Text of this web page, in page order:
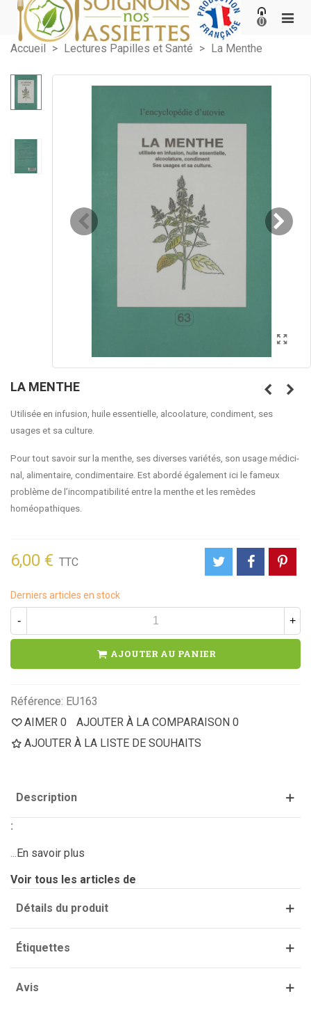
0
Accueil > Lectures Papilles et Santé > La Menthe
LA MENTHE
Utilisée en infusion, huile essentielle, alcoolature, condiment, ses
usages et sa culture.
Pour tout sa­voir sur la men­the, ses di­ver­ses va­rié­tés, son usa­ge mé­di­ci­
nal, ali­men­tai­re, condi­men­tai­re. Est abordé également ici le fameux
problème de l’incompatibilité entre la menthe et les remèdes
homéopathiques.
6,00 € TTC
Derniers articles en stock
- +
AJOUTER AU PANIER
Référence: EU163
AIMER 0 AJOUTER À LA COMPARAISON 0
AJOUTER À LA LISTE DE SOUHAITS
Description
:
En savoir plus
Voir tous les articles de
Détails du produit
Étiquettes
Avis